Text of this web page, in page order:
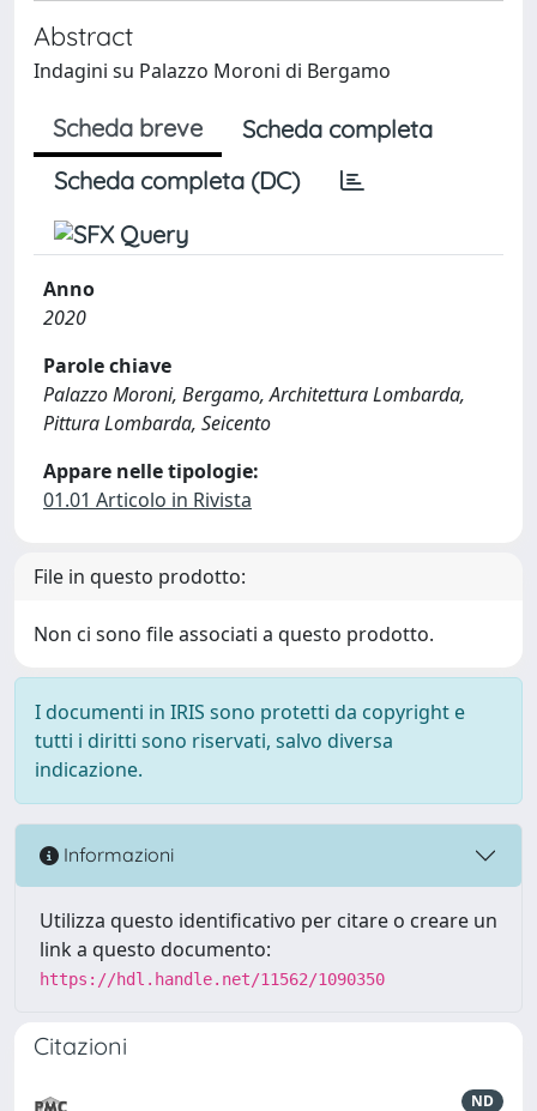
Abstract
Indagini su Palazzo Moroni di Bergamo
Scheda breve
Scheda completa
Scheda completa (DC)
Anno
2020
Parole chiave
Palazzo Moroni, Bergamo, Architettura Lombarda,
Pittura Lombarda, Seicento
Appare nelle tipologie:
01.01 Articolo in Rivista
File in questo prodotto:
Non ci sono file associati a questo prodotto.
I documenti in IRIS sono protetti da copyright e
tutti i diritti sono riservati, salvo diversa
indicazione.
Informazioni
Utilizza questo identificativo per citare o creare un
link a questo documento:
https://hdl.handle.net/11562/1090350
Citazioni
ND